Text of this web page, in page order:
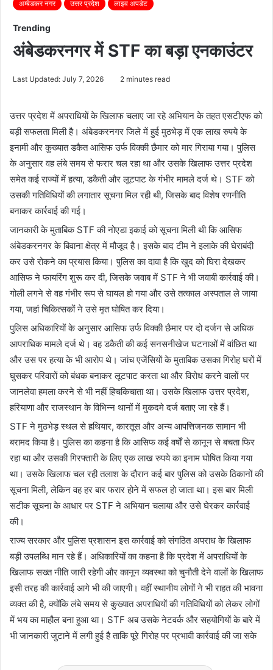
अम्बेडकर नगर उत्तर प्रदेश लाइव अपडेट
Trending
अंबेडकरनगर में STF का बड़ा एनकाउंटर
Last Updated: July 7, 2026 2 minutes read
उत्तर प्रदेश में अपराधियों के खिलाफ चलाए जा रहे अभियान के तहत एसटीएफ को
बड़ी सफलता मिली है। अंबेडकरनगर जिले में हुई मुठभेड़ में एक लाख रुपये के
इनामी और कुख्यात डकैत आसिफ उर्फ विक्की छैमार को मार गिराया गया। पुलिस
के अनुसार वह लंबे समय से फरार चल रहा था और उसके खिलाफ उत्तर प्रदेश
समेत कई राज्यों में हत्या, डकैती और लूटपाट के गंभीर मामले दर्ज थे। STF को
उसकी गतिविधियों की लगातार सूचना मिल रही थी, जिसके बाद विशेष रणनीति
बनाकर कार्रवाई की गई।
जानकारी के मुताबिक STF की नोएडा इकाई को सूचना मिली थी कि आसिफ
अंबेडकरनगर के बिवाना क्षेत्र में मौजूद है। इसके बाद टीम ने इलाके की घेराबंदी
कर उसे रोकने का प्रयास किया। पुलिस का दावा है कि खुद को घिरा देखकर
आसिफ ने फायरिंग शुरू कर दी, जिसके जवाब में STF ने भी जवाबी कार्रवाई की।
गोली लगने से वह गंभीर रूप से घायल हो गया और उसे तत्काल अस्पताल ले जाया
गया, जहां चिकित्सकों ने उसे मृत घोषित कर दिया।
पुलिस अधिकारियों के अनुसार आसिफ उर्फ विक्की छैमार पर दो दर्जन से अधिक
आपराधिक मामले दर्ज थे। वह डकैती की कई सनसनीखेज घटनाओं में वांछित था
और उस पर हत्या के भी आरोप थे। जांच एजेंसियों के मुताबिक उसका गिरोह घरों में
घुसकर परिवारों को बंधक बनाकर लूटपाट करता था और विरोध करने वालों पर
जानलेवा हमला करने से भी नहीं हिचकिचाता था। उसके खिलाफ उत्तर प्रदेश,
हरियाणा और राजस्थान के विभिन्न थानों में मुकदमे दर्ज बताए जा रहे हैं।
STF ने मुठभेड़ स्थल से हथियार, कारतूस और अन्य आपत्तिजनक सामान भी
बरामद किया है। पुलिस का कहना है कि आसिफ कई वर्षों से कानून से बचता फिर
रहा था और उसकी गिरफ्तारी के लिए एक लाख रुपये का इनाम घोषित किया गया
था। उसके खिलाफ चल रही तलाश के दौरान कई बार पुलिस को उसके ठिकानों की
सूचना मिली, लेकिन वह हर बार फरार होने में सफल हो जाता था। इस बार मिली
सटीक सूचना के आधार पर STF ने अभियान चलाया और उसे घेरकर कार्रवाई
की।
राज्य सरकार और पुलिस प्रशासन इस कार्रवाई को संगठित अपराध के खिलाफ
बड़ी उपलब्धि मान रहे हैं। अधिकारियों का कहना है कि प्रदेश में अपराधियों के
खिलाफ सख्त नीति जारी रहेगी और कानून व्यवस्था को चुनौती देने वालों के खिलाफ
इसी तरह की कार्रवाई आगे भी की जाएगी। वहीं स्थानीय लोगों ने भी राहत की भावना
व्यक्त की है, क्योंकि लंबे समय से कुख्यात अपराधियों की गतिविधियों को लेकर लोगों
में भय का माहौल बना हुआ था। STF अब उसके नेटवर्क और सहयोगियों के बारे में
भी जानकारी जुटाने में लगी हुई है ताकि पूरे गिरोह पर प्रभावी कार्रवाई की जा सके